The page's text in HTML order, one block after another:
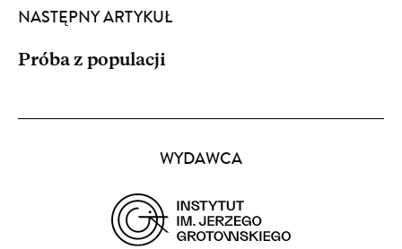
NASTĘPNY ARTYKUŁ
Próba z populacji
WYDAWCA